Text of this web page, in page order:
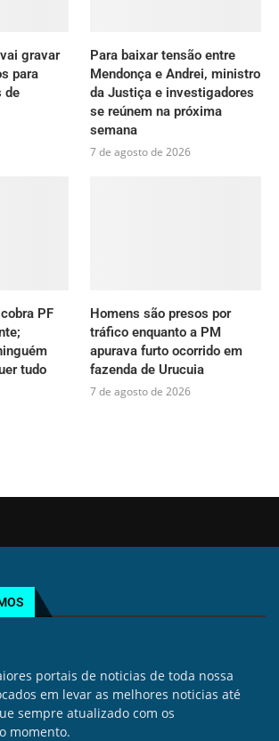
gravar
para
de
Para baixar tensão entre
Mendonça e Andrei, ministro
da Justiça e investigadores
se reúnem na próxima
semana
7 de agosto de 2026
PF
tudo
Homens são presos por
tráfico enquanto a PM
apurava furto ocorrido em
fazenda de Urucuia
7 de agosto de 2026
portais de noticias de toda nossa
em levar as melhores noticias até
sempre atualizado com os
momento.